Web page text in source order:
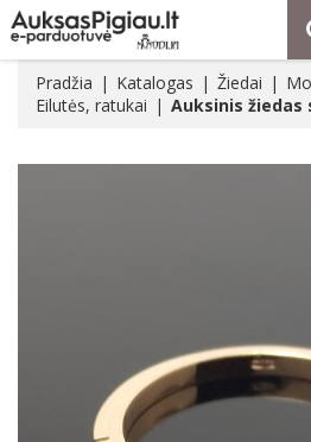
Pradžia Katalogas Žiedai
Eilutės, ratukai
Auksinis žiedas